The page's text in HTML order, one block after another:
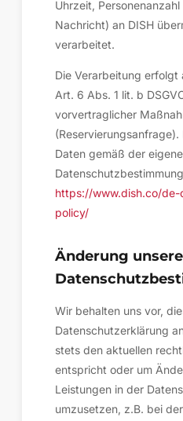
Uhrzeit,
Nachricht) an DISH
verarbeitet.
Die Verarbeitung erfolgt
Art. 6 Abs. 1 lit. b
vorvertraglicher
Daten gemäß der
https://www.dish.co/
policy/
Änderung
Wir behalten uns vor,
Datenschutzerklärung
stets den aktuellen
entspricht oder um
Leistungen in der
umzusetzen, z.B. bei